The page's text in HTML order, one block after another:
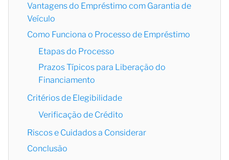
Vantagens do Empréstimo com Garantia de
Veículo
Como Funciona o Processo de Empréstimo
Etapas do Processo
Prazos Típicos para Liberação do
Financiamento
Critérios de Elegibilidade
Verificação de Crédito
Riscos e Cuidados a Considerar
Conclusão